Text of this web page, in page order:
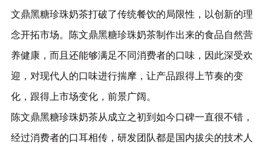
文鼎黑糖珍珠奶茶打破了传统餐饮的局限性，以创新的理
念开拓市场。陈文鼎黑糖珍珠奶茶制作出来的食品自然营
养健康，而且还能够满足不同消费者的口味，因此深受欢
迎，对现代人的口味进行揣摩，让产品跟得上节奏的变
化，跟得上市场变化，前景广阔。
陈文鼎黑糖珍珠奶茶从成立之初到如今口碑一直很不错，
经过消费者的口耳相传，研发团队都是国内拔尖的技术人